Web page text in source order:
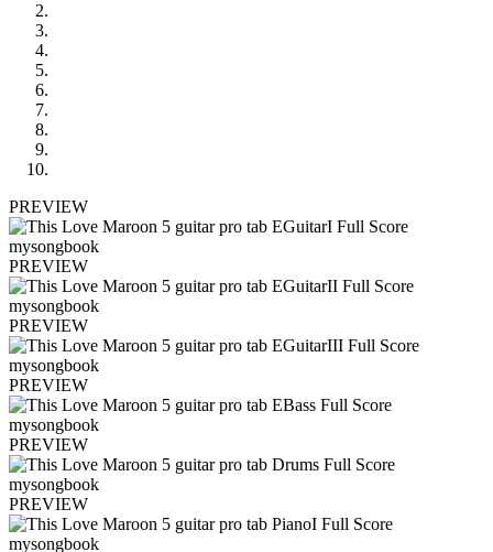
PREVIEW
PREVIEW
PREVIEW
PREVIEW
PREVIEW
PREVIEW